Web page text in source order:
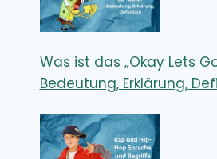
Was ist das „Okay Lets
Bedeutung, Erklärung,